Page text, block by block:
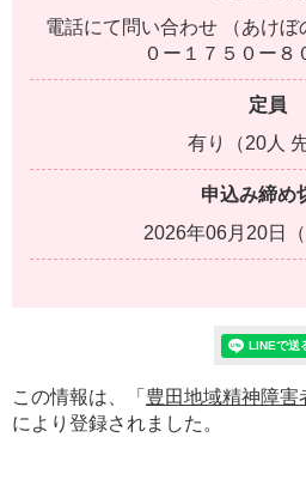
電話にて問い合わせ （あけ
０ー１７５０ー８
定員
有り（20人 先
申込み締め
2026年06月20日
この情報は、「 豊田地域精神障
により登録されました。